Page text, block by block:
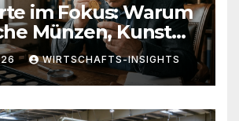
im Fokus: Warum
Münzen, Kunst
eine
für jedes
sind
WIRTSCHAFTS-INSIGHTS